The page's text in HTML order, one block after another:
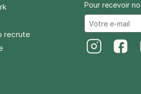
recrute
Pour recevoir